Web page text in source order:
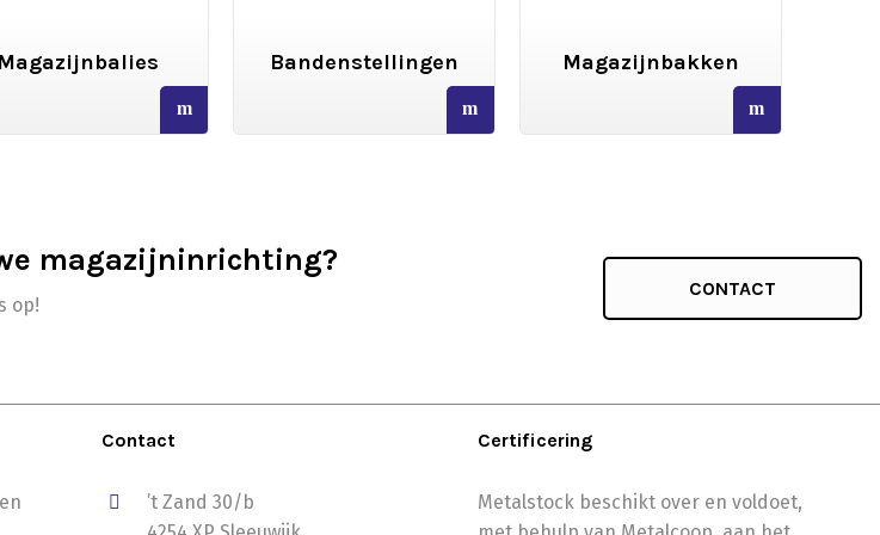
Magazijnbalies
read
more
Bandenstellingen
read
more
Magazijnbakken
read
more
magazijninrichting?
op!
CONTACT
Contact
’t Zand 30/b
Certificering
Metalstock beschikt over en voldoet,